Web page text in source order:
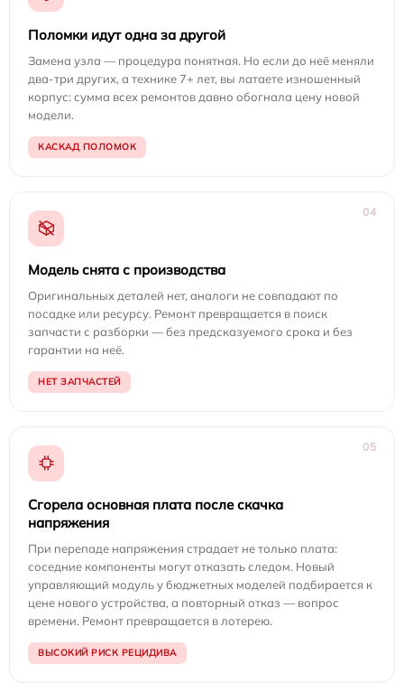
Поломки идут одна за другой
Замена узла — процедура понятная. Но если до неё меняли
два-три других, а технике 7+ лет, вы латаете изношенный
корпус: сумма всех ремонтов давно обогнала цену новой
модели.
КАСКАД ПОЛОМОК
04
Модель снята с производства
Оригинальных деталей нет, аналоги не совпадают по
посадке или ресурсу. Ремонт превращается в поиск
запчасти с разборки — без предсказуемого срока и без
гарантии на неё.
НЕТ ЗАПЧАСТЕЙ
05
Сгорела основная плата после скачка
напряжения
При перепаде напряжения страдает не только плата:
соседние компоненты могут отказать следом. Новый
управляющий модуль у бюджетных моделей подбирается к
цене нового устройства, а повторный отказ — вопрос
времени. Ремонт превращается в лотерею.
ВЫСОКИЙ РИСК РЕЦИДИВА